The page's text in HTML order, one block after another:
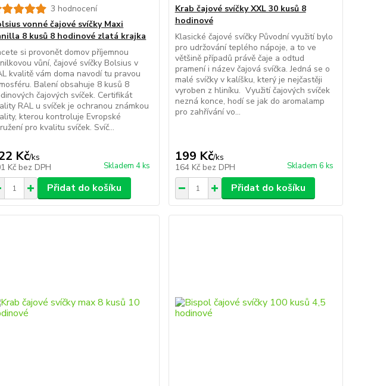
3 hodnocení
vonné čajové svíčky Maxi
8 kusů 8 hodinové zlatá krajka
si provonět domov příjemnou
vůní, čajové svíčky Bolsius v
kvalitě vám doma navodí tu pravou
Balení obsahuje 8 kusů 8
čajových svíček. Certifikát
RAL u svíček je ochranou známkou
kterou kontroluje Evropské
pro kvalitu svíček. Svíč...
Kč/ks
Kč bez DPH Skladem 4 ks
Přidat do košíku
Krab čajové svíčky XXL 30 kusů 8
hodinové
Klasické čajové svíčky Původní využití bylo
pro udržování teplého nápoje, a to ve
většině případů právě čaje a odtud
pramení i název čajová svíčka. Jedná se o
malé svíčky v kalíšku, který je nejčastěji
vyroben z hliníku. Využití čajových svíček
nezná konce, hodí se jak do aromalamp
pro zahřívání vo...
199 Kč/ks
164 Kč bez DPH Skladem 6 ks
Přidat do košíku